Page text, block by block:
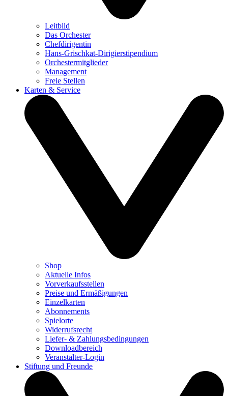
Leitbild
Das Orchester
Chefdirigentin
Hans-Grischkat-Dirigierstipendium
Orchestermitglieder
Management
Freie Stellen
Karten & Service
Shop
Aktuelle Infos
Vorverkaufsstellen
Preise und Ermäßigungen
Einzelkarten
Abonnements
Spielorte
Widerrufsrecht
Liefer- & Zahlungsbedingungen
Downloadbereich
Veranstalter-Login
Stiftung und Freunde